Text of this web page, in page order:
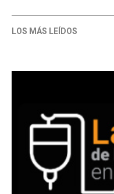
LOS MÁS LEÍDOS